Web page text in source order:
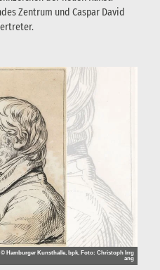
Zentrum und Caspar David
Hamburger Kunsthalle, bpk, Foto: Christoph Irrg
ang